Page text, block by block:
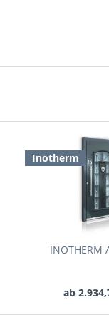
Inotherm
INOTHERM
ab